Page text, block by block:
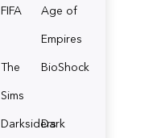
FIFA
Age of
Empires
The
Sims
BioShock
Darksiders
Dark